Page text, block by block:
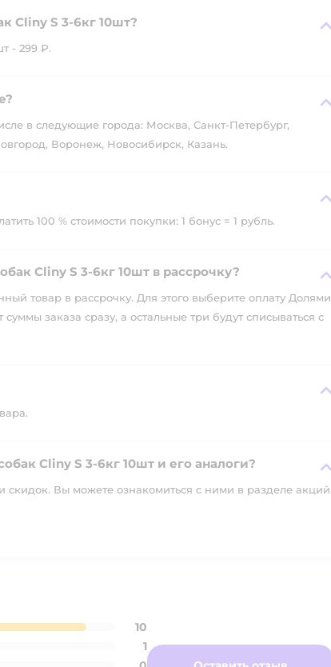
Cliny S 3-6кг 10шт?
- 299 ₽.
в следующие города: Москва, Санкт-Петербург,
Воронеж, Новосибирск, Казань.
100 % стоимости покупки: 1 бонус = 1 рубль.
Cliny S 3-6кг 10шт в рассрочку?
товар в рассрочку. Для этого выберите оплату Долями
заказа сразу, а остальные три будут списываться с
Cliny S 3-6кг 10шт и его аналоги?
скидок. Вы можете ознакомиться с ними в разделе акций
10
1